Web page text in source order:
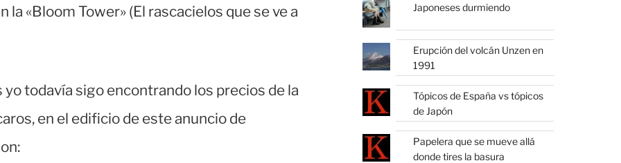
«Bloom Tower» (El rascacielos que se ve a
todavía sigo encontrando los precios de la
en el edificio de este anuncio de
Japoneses durmiendo
Erupción del volcán Unzen en
1991
Tópicos de España vs tópicos
de Japón
Papelera que se mueve allá
donde tires la basura